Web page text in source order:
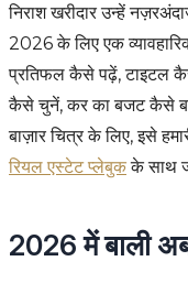
निराश खरीदार उन्हें
2026 के लिए एक
प्रतिफल कैसे पढ़ें, टाइटल
कैसे चुनें, कर का बजट कैसे
बाज़ार चित्र के लिए, इसे
रियल एस्टेट प्लेबुकके साथ
2026 में बाली